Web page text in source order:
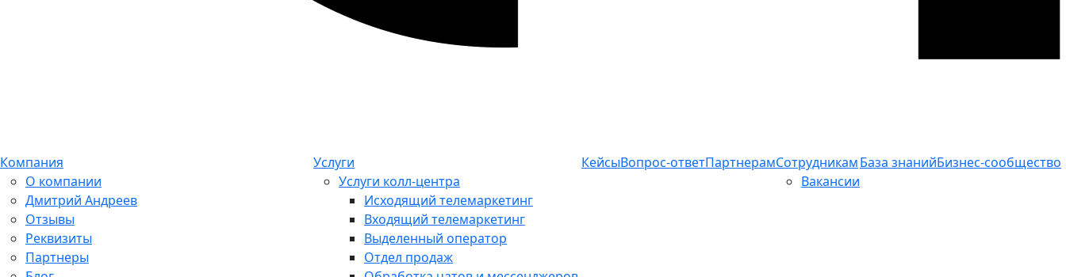
Компания
О компании
Дмитрий Андреев
Отзывы
Реквизиты
Партнеры
Услуги
Услуги колл-центра
Исходящий телемаркетинг
Входящий телемаркетинг
Выделенный оператор
Отдел продаж
КейсыВопрос-ответПартнерамСотрудникам
Вакансии
База знанийБизнес-сообщество